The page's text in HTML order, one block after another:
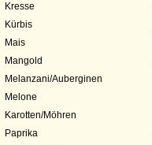
Kresse
Kürbis
Mais
Mangold
Melanzani/Auberginen
Melone
Karotten/Möhren
Paprika